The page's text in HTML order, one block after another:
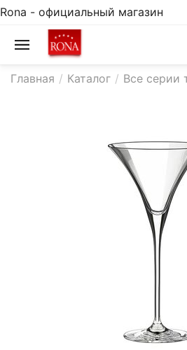
Rona - официальный магазин
Главная / Каталог / Все серии